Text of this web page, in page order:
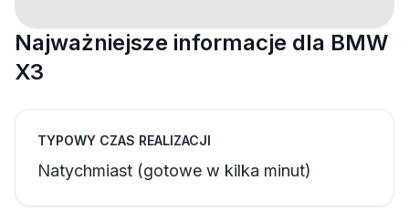
Najważniejsze informacje dla BMW
X3
TYPOWY CZAS REALIZACJI
Natychmiast (gotowe w kilka minut)